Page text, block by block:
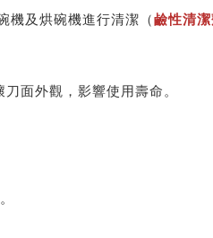
機及烘碗機進行清潔（鹼性清
面外觀，影響使用壽命。